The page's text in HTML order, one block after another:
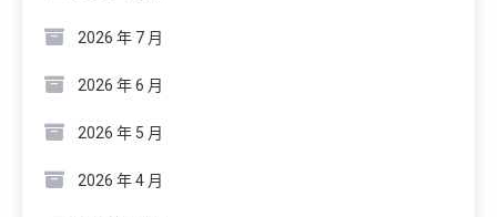
2026 年 7 月
2026 年 6 月
2026 年 5 月
2026 年 4 月